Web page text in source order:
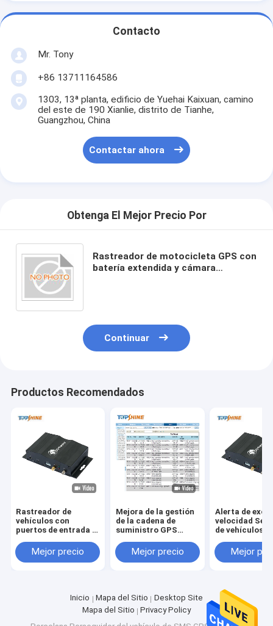
Contacto
Mr. Tony
+86 13711164586
1303, 13ª planta, edificio de Yuehai Kaixuan, camino
del este de 190 Xianlie, distrito de Tianhe,
Guangzhou, China
Contactar ahora
Obtenga El Mejor Precio Por
Rastreador de motocicleta GPS con
batería extendida y cámara
Continuar
Productos Recomendados
Rastreador de
vehículos con
puertos de entrada y
conectividad
2G/3G/4G, alarma de
Mejor precio
Mejora de la gestión
de la cadena de
suministro GPS
conductor opcional
Identificar y
Mejor precio
Alerta de
velocidad
de vehículos
e ID de
opcional
Mejor
Inicio Mapa del Sitio
Desktop Site
Mapa del Sitio
Privacy Policy